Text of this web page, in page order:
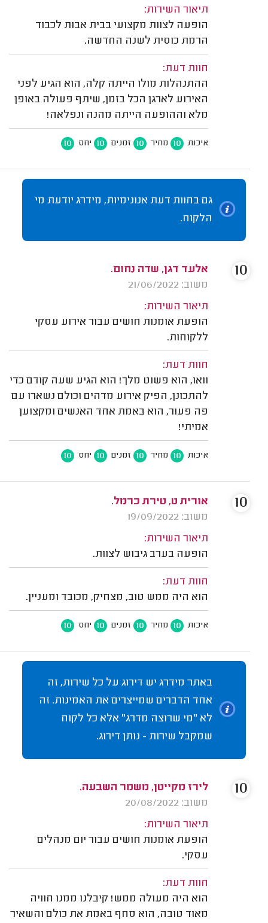
תיאור השירות:
הופעה לצוות מקצועי בבית אבות לכבוד
הרמת כוסית לשנה החדשה.
חוות דעת:
ההתנהלות מולו הייתה קלה, הוא הגיע לפני
האירוע לארגן הכל בזמן, שיתף פעולה באופן
מלא וההופעה הייתה מהנה ונפלאה!
איכות 10 מחיר 10 זמנים 10 יחס 10
גם בחוות דעת אנונימיות, מידרג יודעת מי
הלקוח.
אלעד דגן, שדה נחום.
משוב: 21/06/2022
תיאור השירות:
הופעת אומנות חושים עבור אירוע עסקי
ללקוחות.
חוות דעת:
וואו, הוא פשוט מלך! הוא הגיע שעה קודם כדי
להתכונן, הפיק אירוע מדהים וכולם נשארו עם
פה פעור, הוא באמת אחד האנשים ומקצוען
אמיתי!
איכות 10 מחיר 10 זמנים 10 יחס 10
10
אורית ט, טירת כרמל.
משוב: 19/09/2022
תיאור השירות:
הופעה בערב גיבוש לצוות.
חוות דעת:
הוא היה ממש טוב, מצחיק, מכובד ומעניין.
איכות 10 מחיר 10 זמנים 10 יחס 10
10
באתר מידרג יש דירוג על כל שירות, זה
אחד הדברים שמייצרים את האמינות. זה
לא "מי שרוצה מדרג" אלא כל לקוח
שמקבל שירות - נותן דירוג.
לירז מקייטן, משמר השבעה.
משוב: 20/08/2022
תיאור השירות:
הופעת אומנות חושים עבור יום מנהלים
עסקי.
חוות דעת:
הוא היה מעולה ממש! קיבלנו ממנו חוויה
מאוד טובה, הוא סחף באמת את כולם והשאיר
10